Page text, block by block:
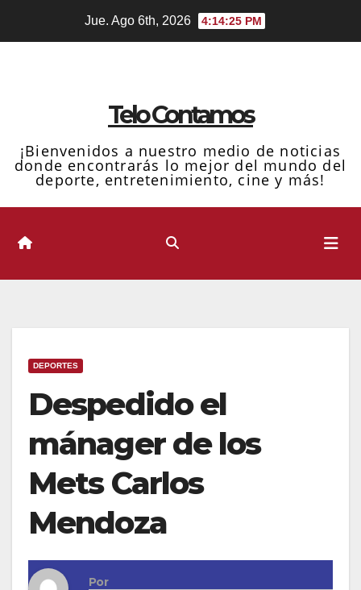
Jue. Ago 6th, 2026 4:14:26 PM
Telo Contamos
¡Bienvenidos a nuestro medio de noticias
donde encontrarás lo mejor del mundo del
deporte, entretenimiento, cine y más!
DEPORTES
Despedido el
mánager de los
Mets Carlos
Mendoza
Por